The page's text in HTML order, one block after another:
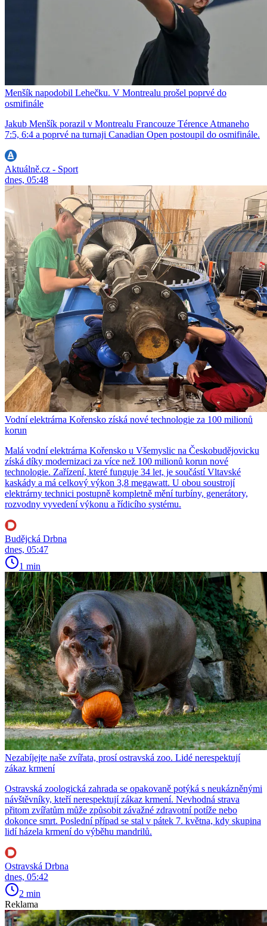
Menšík napodobil Lehečku. V Montrealu prošel poprvé do
osmifinále
Jakub Menšík porazil v Montrealu Francouze Térence Atmaneho
7:5, 6:4 a poprvé na turnaji Canadian Open postoupil do osmifinále.
Aktuálně.cz - Sport
dnes, 05:48
Vodní elektrárna Kořensko získá nové technologie za 100 milionů
korun
Malá vodní elektrárna Kořensko u Všemyslic na Českobudějovicku
získá díky modernizaci za více než 100 milionů korun nové
technologie. Zařízení, které funguje 34 let, je součástí Vltavské
kaskády a má celkový výkon 3,8 megawatt. U obou soustrojí
elektrárny technici postupně kompletně mění turbíny, generátory,
rozvodny vyvedení výkonu a řídicího systému.
Budějcká Drbna
dnes, 05:47
1 min
Nezabíjejte naše zvířata, prosí ostravská zoo. Lidé nerespektují
zákaz krmení
Ostravská zoologická zahrada se opakovaně potýká s neukázněnými
návštěvníky, kteří nerespektují zákaz krmení. Nevhodná strava
přitom zvířatům může způsobit závažné zdravotní potíže nebo
dokonce smrt. Poslední případ se stal v pátek 7. května, kdy skupina
lidí házela krmení do výběhu mandrilů.
Ostravská Drbna
dnes, 05:42
2 min
Reklama